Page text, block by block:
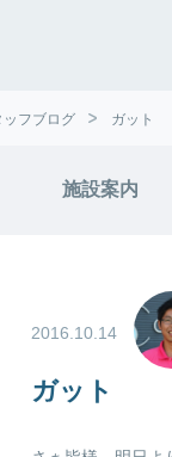
ッフブログ ガット
施設案内
2016.10.14
ガット